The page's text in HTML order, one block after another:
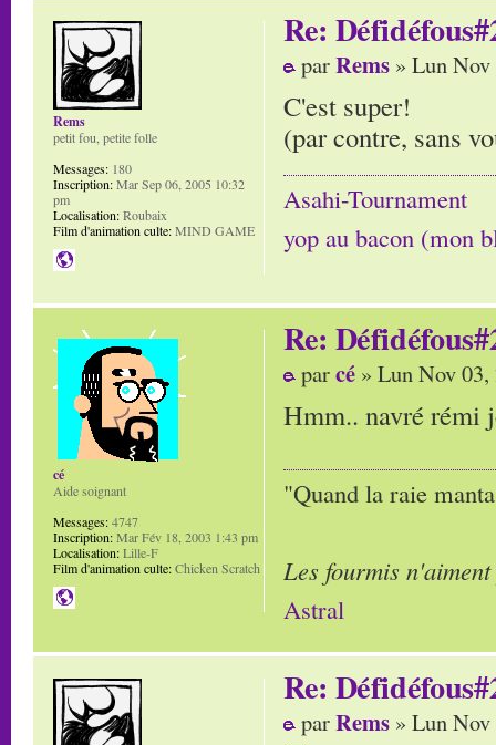
Re:
parRems » Lun
C'est super!
(par contre, sans
Asahi-Tournament
yop au bacon (mon
Rems
petit fou, petite folle
Messages: 180
Inscription:Mar Sep 06, 2005 10:32
pm
Localisation:Roubaix
Film d'animation culte:MIND GAME
Re:
parcé » Lun Nov
Hmm.. navré rémi
"Quand la raie
Les fourmis
Astral
cé
Aide soignant
Messages:4747
Inscription:Mar Fév 18, 2003 1:43 pm
Localisation:Lille-F
Film d'animation culte:Chicken Scratch
Re:
parRems » Lun